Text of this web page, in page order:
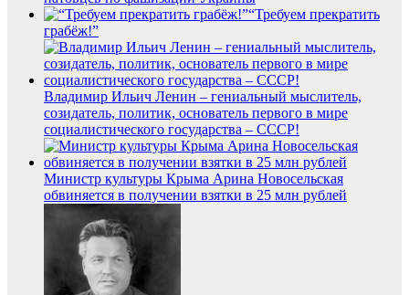
“Требуем прекратить
грабёж!”
Владимир Ильич Ленин – гениальный мыслитель,
созидатель, политик, основатель первого в мире
социалистического государства – СССР!
Министр культуры Крыма Арина Новосельская
обвиняется в получении взятки в 25 млн рублей